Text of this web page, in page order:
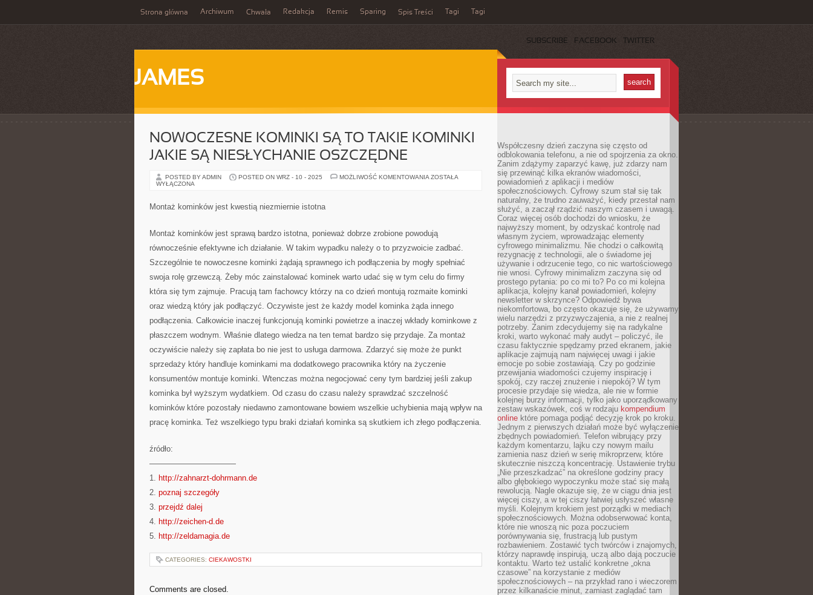
Strona główna Archiwum Chwała Redakcja Remis Sparing Spis Treści Tagi Tagi
SUBSCRIBE FACEBOOK TWITTER
JAMES
NOWOCZESNE KOMINKI SĄ TO TAKIE KOMINKI
JAKIE SĄ NIESŁYCHANIE OSZCZĘDNE
POSTED BY ADMIN POSTED ON WRZ - 10 - 2025 MOŻLIWOŚĆ KOMENTOWANIA NOWOCZESNE
NIESŁYCHANIE
OSZCZĘDNE
ZOSTAŁA
WYŁĄCZONA
Montaż kominków jest kwestią niezmiernie istotna
Montaż kominków jest sprawą bardzo istotna, ponieważ dobrze zrobione powodują
równocześnie efektywne ich działanie. W takim wypadku należy o to przyzwoicie zadbać.
Szczególnie te nowoczesne kominki żądają sprawnego ich podłączenia by mogły spełniać
swoja rolę grzewczą. Żeby móc zainstalować kominek warto udać się w tym celu do firmy
która się tym zajmuje. Pracują tam fachowcy którzy na co dzień montują rozmaite kominki
oraz wiedzą który jak podłączyć. Oczywiste jest że każdy model kominka żąda innego
podłączenia. Całkowicie inaczej funkcjonują kominki powietrze a inaczej wkłady kominkowe z
płaszczem wodnym. Właśnie dlatego wiedza na ten temat bardzo się przydaje. Za montaż
oczywiście należy się zapłata bo nie jest to usługa darmowa. Zdarzyć się może że punkt
sprzedaży który handluje kominkami ma dodatkowego pracownika który na życzenie
konsumentów montuje kominki. Wtenczas można negocjować ceny tym bardziej jeśli zakup
kominka był wyższym wydatkiem. Od czasu do czasu należy sprawdzać szczelność
kominków które pozostały niedawno zamontowane bowiem wszelkie uchybienia mają wpływ na
pracę kominka. Też wszelkiego typu braki działań kominka są skutkiem ich złego podłączenia.
źródło:
———————————
1. http://zahnarzt-dohrmann.de
2. poznaj szczegóły
3. przejdź dalej
4. http://zeichen-d.de
5. http://zeldamagia.de
CATEGORIES: CIEKAWOSTKI
Comments are closed.
Współczesny dzień zaczyna się często od
odblokowania telefonu, a nie od spojrzenia za okno.
Zanim zdążymy zaparzyć kawę, już zdarzy nam
się przewinąć kilka ekranów wiadomości,
powiadomień z aplikacji i mediów
społecznościowych. Cyfrowy szum stał się tak
naturalny, że trudno zauważyć, kiedy przestał nam
służyć, a zaczął rządzić naszym czasem i uwagą.
Coraz więcej osób dochodzi do wniosku, że
najwyższy moment, by odzyskać kontrolę nad
własnym życiem, wprowadzając elementy
cyfrowego minimalizmu. Nie chodzi o całkowitą
rezygnację z technologii, ale o świadome jej
używanie i odrzucenie tego, co nic wartościowego
nie wnosi. Cyfrowy minimalizm zaczyna się od
prostego pytania: po co mi to? Po co mi kolejna
aplikacja, kolejny kanał powiadomień, kolejny
newsletter w skrzynce? Odpowiedź bywa
niekomfortowa, bo często okazuje się, że używamy
wielu narzędzi z przyzwyczajenia, a nie z realnej
potrzeby. Zanim zdecydujemy się na radykalne
kroki, warto wykonać mały audyt – policzyć, ile
czasu faktycznie spędzamy przed ekranem, jakie
aplikacje zajmują nam najwięcej uwagi i jakie
emocje po sobie zostawiają. Czy po godzinie
przewijania wiadomości czujemy inspirację i
spokój, czy raczej znużenie i niepokój? W tym
procesie przydaje się wiedza, ale nie w formie
kolejnej burzy informacji, tylko jako uporządkowany
zestaw wskazówek, coś w rodzaju kompendium
online które pomaga podjąć decyzję krok po kroku.
Jednym z pierwszych działań może być wyłączenie
zbędnych powiadomień. Telefon wibrujący przy
każdym komentarzu, lajku czy nowym mailu
zamienia nasz dzień w serię mikroprzerw, które
skutecznie niszczą koncentrację. Ustawienie trybu
„Nie przeszkadzać” na określone godziny pracy
albo głębokiego wypoczynku może stać się małą
rewolucją. Nagle okazuje się, że w ciągu dnia jest
więcej ciszy, a w tej ciszy łatwiej usłyszeć własne
myśli. Kolejnym krokiem jest porządki w mediach
społecznościowych. Można odobserwować konta,
które nie wnoszą nic poza poczuciem
porównywania się, frustracją lub pustym
rozbawieniem. Zostawić tych twórców i znajomych,
którzy naprawdę inspirują, uczą albo dają poczucie
kontaktu. Warto też ustalić konkretne „okna
czasowe” na korzystanie z mediów
społecznościowych – na przykład rano i wieczorem
przez kilkanaście minut, zamiast zaglądać tam